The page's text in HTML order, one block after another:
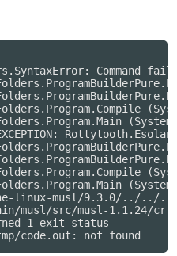
Command
EXCEPTION:
linux-musl/9.3.0/../
musl/src/musl-1.1.24/
1 exit status